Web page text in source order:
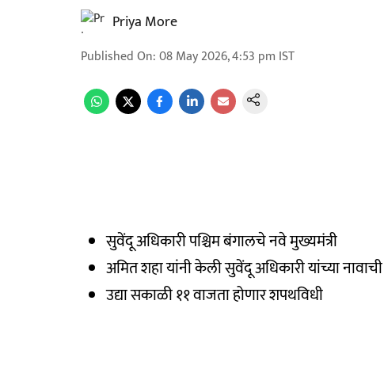
Priya More
Published On:08 May 2026, 4:53 pm IST
सुवेंदू अधिकारी पश्चिम बंगालचे नवे मुख्यमंत्री
अमित शहा यांनी केली सुवेंदू अधिकारी यांच्या
उद्या सकाळी ११ वाजता होणार शपथविधी